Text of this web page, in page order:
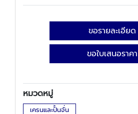
ขอรายละเอียด
ขอใบเสนอราคา
หมวดหมู่
เครนและปั้นจั่น